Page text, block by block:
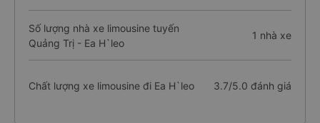
Số lượng nhà xe limousine tuyến
Quảng Trị - Ea H`leo
1 nhà xe
Chất lượng xe limousine đi Ea H`leo 3.7/5.0 đánh giá